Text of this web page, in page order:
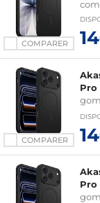
COMPARER
COMPARER
Pro
17
Pro